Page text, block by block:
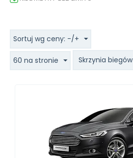
Sortuj wg ceny: -/+
60 na stronie Skrzynia biegów